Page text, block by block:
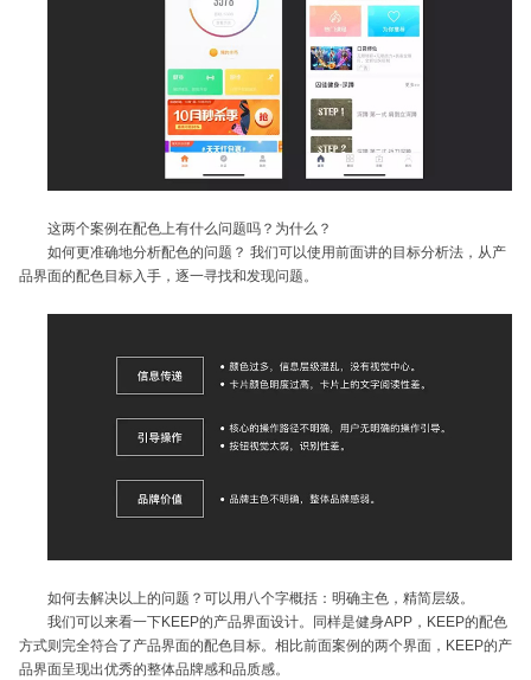
这两个案例在配色上有什么问题吗？为什么？
如何更准确地分析配色的问题？ 我们可以使用前面讲的目标分析法，从产
品界面的配色目标入手，逐一寻找和发现问题。
如何去解决以上的问题？可以用八个字概括：明确主色，精简层级。
我们可以来看一下KEEP的产品界面设计。同样是健身APP，KEEP的配色
方式则完全符合了产品界面的配色目标。相比前面案例的两个界面，KEEP的产
品界面呈现出优秀的整体品牌感和品质感。